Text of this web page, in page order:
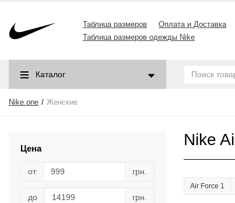
Таблица размеров Оплата и Доставка
Таблица размеров одежды Nike
Каталог
Nike.one Женские
Цена
от грн.
до грн.
Nike
Air Force 1